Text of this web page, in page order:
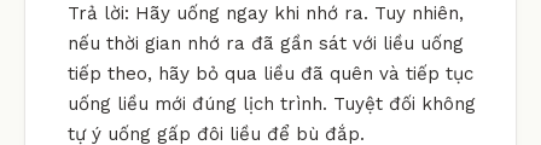
Trả lời: Hãy uống ngay khi nhớ ra. Tuy nhiên,
nếu thời gian nhớ ra đã gần sát với liều uống
tiếp theo, hãy bỏ qua liều đã quên và tiếp tục
uống liều mới đúng lịch trình. Tuyệt đối không
tự ý uống gấp đôi liều để bù đắp.